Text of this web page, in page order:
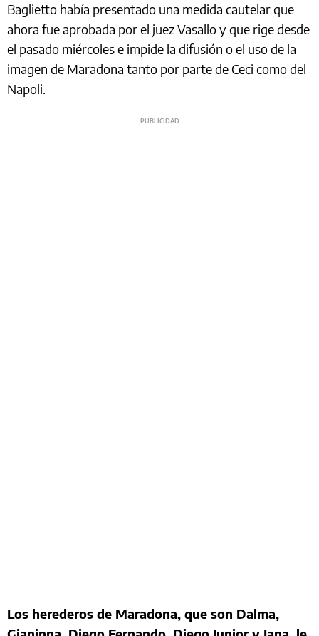
Baglietto había presentado una medida cautelar que
ahora fue aprobada por el juez Vasallo y que rige desde
el pasado miércoles e impide la difusión o el uso de la
imagen de Maradona tanto por parte de Ceci como del
Napoli.
Los herederos de Maradona, que son Dalma,